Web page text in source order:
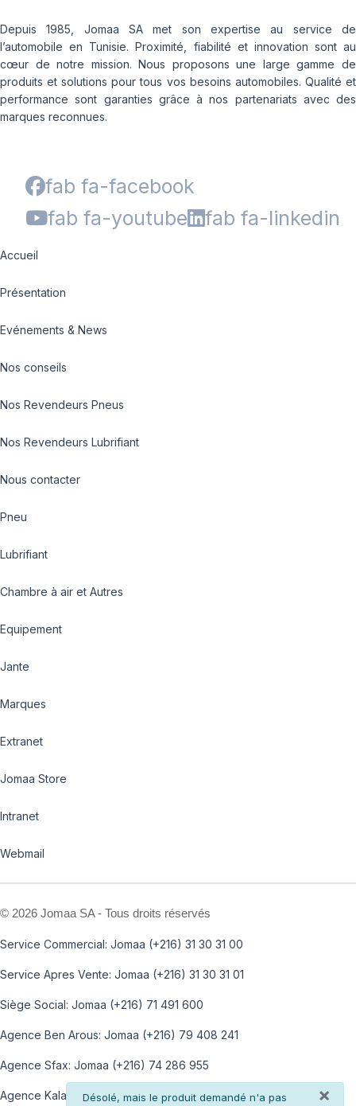
×
info
Désolé, mais le produit demandé n'a pas
Depuis 1985, Jomaa SA met son expertise au service de
l’automobile en Tunisie. Proximité, fiabilité et innovation sont au
cœur de notre mission. Nous proposons une large gamme de
produits et solutions pour tous vos besoins automobiles. Qualité et
performance sont garanties grâce à nos partenariats avec des
marques reconnues.
fab fa-facebook
fab fa-youtube
fab fa-linkedin
Accueil
Présentation
Evénements & News
Nos conseils
Nos Revendeurs Pneus
Nos Revendeurs Lubrifiant
Nous contacter
Pneu
Lubrifiant
Chambre à air et Autres
Equipement
Jante
Marques
Extranet
Jomaa Store
Intranet
Webmail
© 2026 Jomaa SA - Tous droits réservés
Service Commercial: Jomaa (+216) 31 30 31 00
Service Apres Vente: Jomaa (+216) 31 30 31 01
Siège Social: Jomaa (+216) 71 491 600
Agence Ben Arous: Jomaa (+216) 79 408 241
Agence Sfax: Jomaa (+216) 74 286 955
Agence Kalaa: Jomaa (+216) 73 812 100